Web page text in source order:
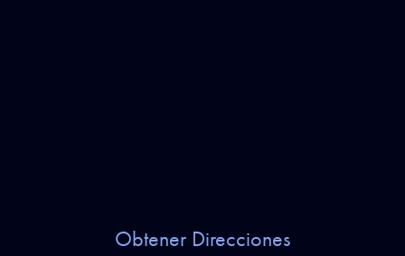
Obtener Direcciones